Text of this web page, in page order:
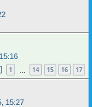
1 14 15 16 17
15:27